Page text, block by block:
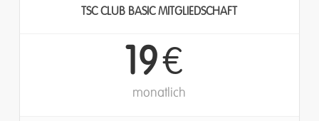
TSC CLUB BASIC MITGLIEDSCHAFT
€
19
monatlich